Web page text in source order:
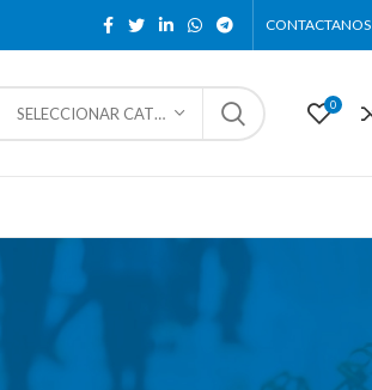
CONTACTANOS
SELECCIONAR CATEGORÍA 0